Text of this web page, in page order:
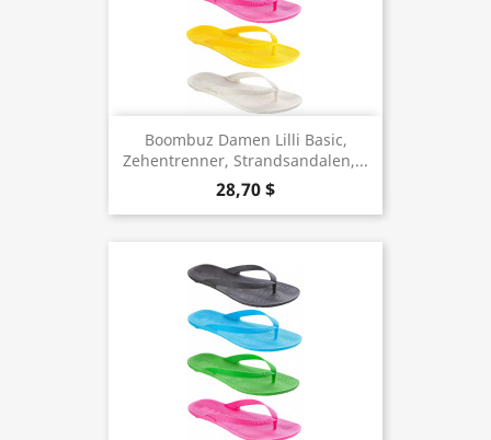
Boombuz Damen Lilli Basic,
Zehentrenner, Strandsandalen,...
28,70 $